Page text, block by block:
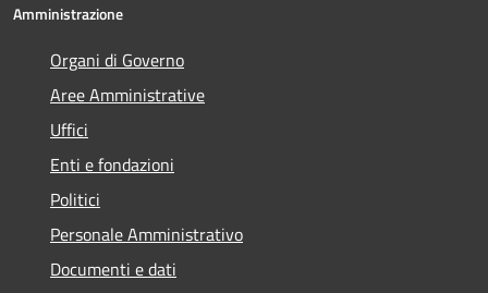
Amministrazione
Organi di Governo
Aree Amministrative
Uffici
Enti e fondazioni
Politici
Personale Amministrativo
Documenti e dati